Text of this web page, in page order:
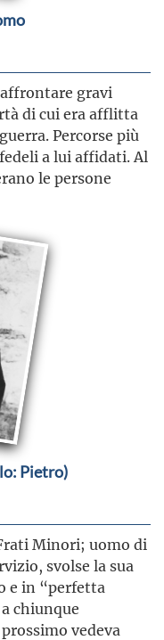
gravi
di cui era afflitta
Percorse più
a lui affidati. Al
le persone
Pietro)
Minori; uomo di
svolse la sua
e in “perfetta
chiunque
vedeva